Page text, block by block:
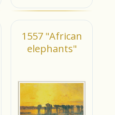
1557 "African
elephants"